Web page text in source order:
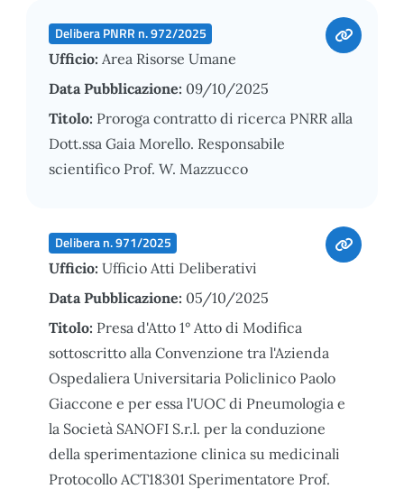
Delibera PNRR n. 972/2025
Ufficio: Area Risorse Umane
Data Pubblicazione: 09/10/2025
Titolo: Proroga contratto di ricerca PNRR alla
Dott.ssa Gaia Morello. Responsabile
scientifico Prof. W. Mazzucco
Delibera n. 971/2025
Ufficio: Ufficio Atti Deliberativi
Data Pubblicazione: 05/10/2025
Titolo: Presa d'Atto 1° Atto di Modifica
sottoscritto alla Convenzione tra l'Azienda
Ospedaliera Universitaria Policlinico Paolo
Giaccone e per essa l'UOC di Pneumologia e
la Società SANOFI S.r.l. per la conduzione
della sperimentazione clinica su medicinali
Protocollo ACT18301 Sperimentatore Prof.